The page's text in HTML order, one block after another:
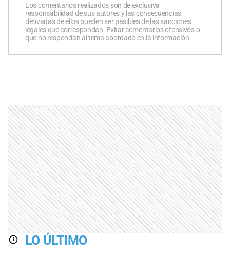
Los comentarios realizados son de exclusiva
responsabilidad de sus autores y las consecuencias
derivadas de ellos pueden ser pasibles de las sanciones
legales que correspondan. Evitar comentarios ofensivos o
que no respondan al tema abordado en la información.
LO ÚLTIMO